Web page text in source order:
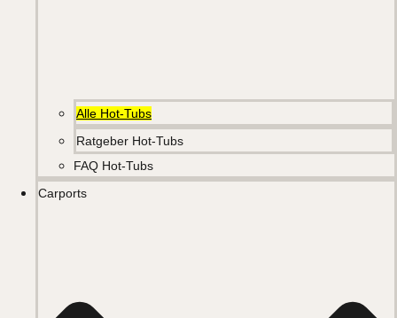
Alle Hot-Tubs
Ratgeber Hot-Tubs
FAQ Hot-Tubs
Carports